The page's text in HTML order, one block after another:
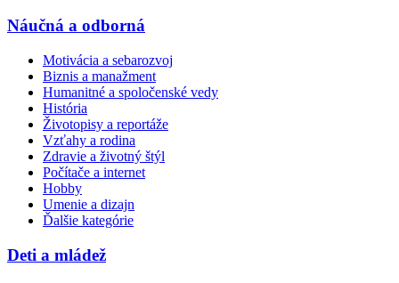
Náučná a odborná
Motivácia a sebarozvoj
Biznis a manažment
Humanitné a spoločenské vedy
História
Životopisy a reportáže
Vzťahy a rodina
Zdravie a životný štýl
Počítače a internet
Hobby
Umenie a dizajn
Ďalšie kategórie
Deti a mládež